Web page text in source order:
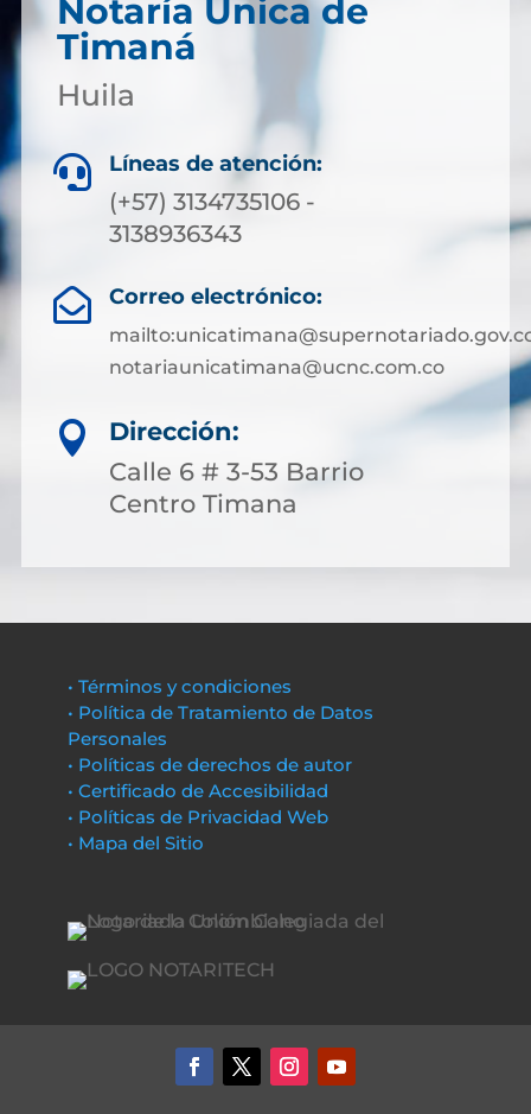
Notaría Única de
Timaná
Huila
 Líneas de atención:
(+57) 3134735106 -
3138936343
 Correo electrónico:
notariaunicatimana@ucnc.com.co

Dirección:
Calle 6 # 3-53 Barrio
Centro Timana
• Términos y condiciones
• Política de Tratamiento de Datos
Personales
• Políticas de derechos de autor
• Certificado de Accesibilidad
• Políticas de Privacidad Web
• Mapa del Sitio